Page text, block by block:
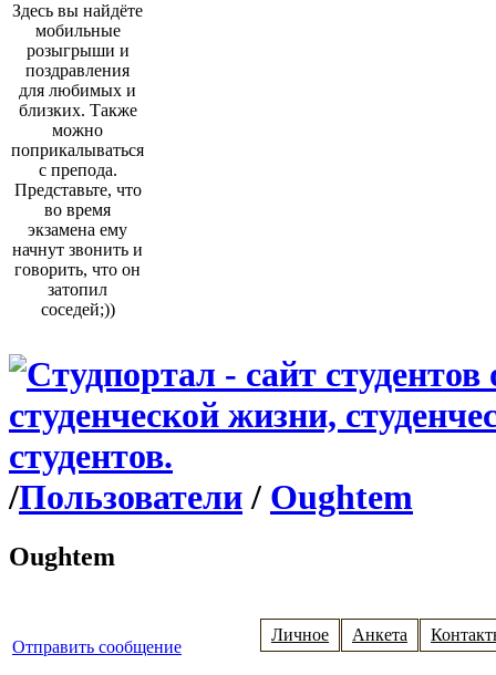
Здесь вы найдёте
мобильные
розыгрыши и
поздравления
для любимых и
близких. Также
можно
поприкалываться
с препода.
Представьте, что
во время
экзамена ему
начнут звонить и
говорить, что он
затопил
соседей;))
/Пользователи/ Oughtem
Oughtem
Отправить сообщение
Личное Анкета